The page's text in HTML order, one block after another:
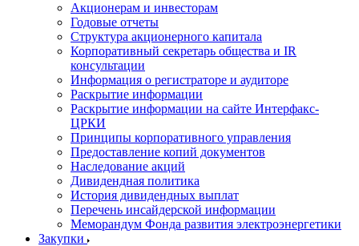
Акционерам и инвесторам
Годовые отчеты
Структура акционерного капитала
Корпоративный секретарь общества и IR
консультации
Информация о регистраторе и аудиторе
Раскрытие информации
Раскрытие информации на сайте Интерфакс-
ЦРКИ
Принципы корпоративного управления
Предоставление копий документов
Наследование акций
Дивидендная политика
История дивидендных выплат
Перечень инсайдерской информации
Меморандум Фонда развития электроэнергетики
Закупки